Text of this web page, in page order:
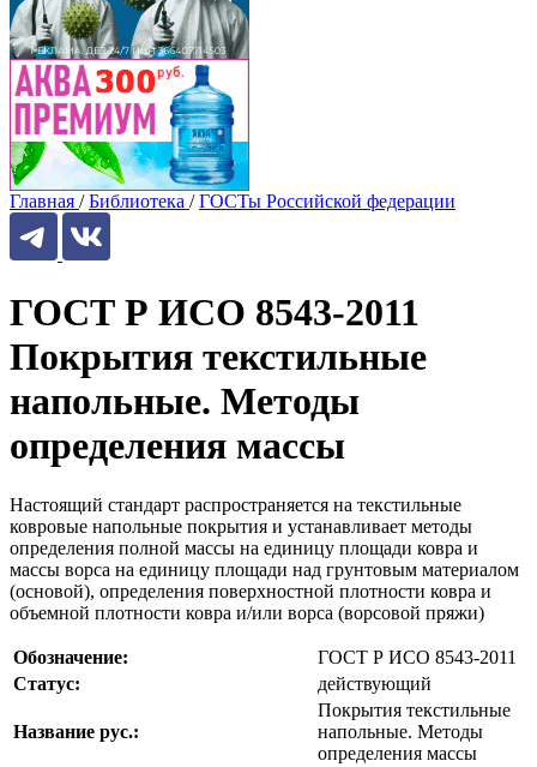
Главная / Библиотека / ГОСТы Российской федерации
ГОСТ Р ИСО 8543-2011
Покрытия текстильные
напольные. Методы
определения массы
Настоящий стандарт распространяется на текстильные
ковровые напольные покрытия и устанавливает методы
определения полной массы на единицу площади ковра и
массы ворса на единицу площади над грунтовым материалом
(основой), определения поверхностной плотности ковра и
объемной плотности ковра и/или ворса (ворсовой пряжи)
Обозначение:
ГОСТ Р ИСО 8543-2011
Статус:
действующий
Название рус.:
Покрытия текстильные
напольные. Методы
определения массы